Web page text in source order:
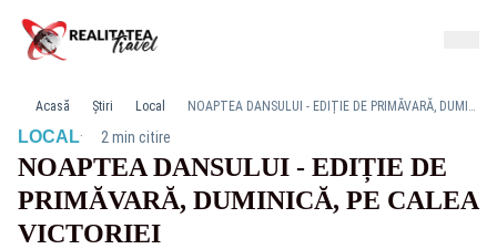
Acasă Știri Local NOAPTEA DANSULUI - EDIȚIE DE PRIMĂVARĂ, DUMINICĂ, PE CALEA VICTORIEI
LOCAL· 2 min citire
NOAPTEA DANSULUI - EDIȚIE DE
PRIMĂVARĂ, DUMINICĂ, PE CALEA
VICTORIEI